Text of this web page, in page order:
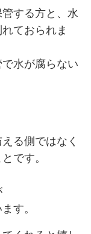
する方と、水
ておられま
水が腐らない
る側ではなく
です。
す。